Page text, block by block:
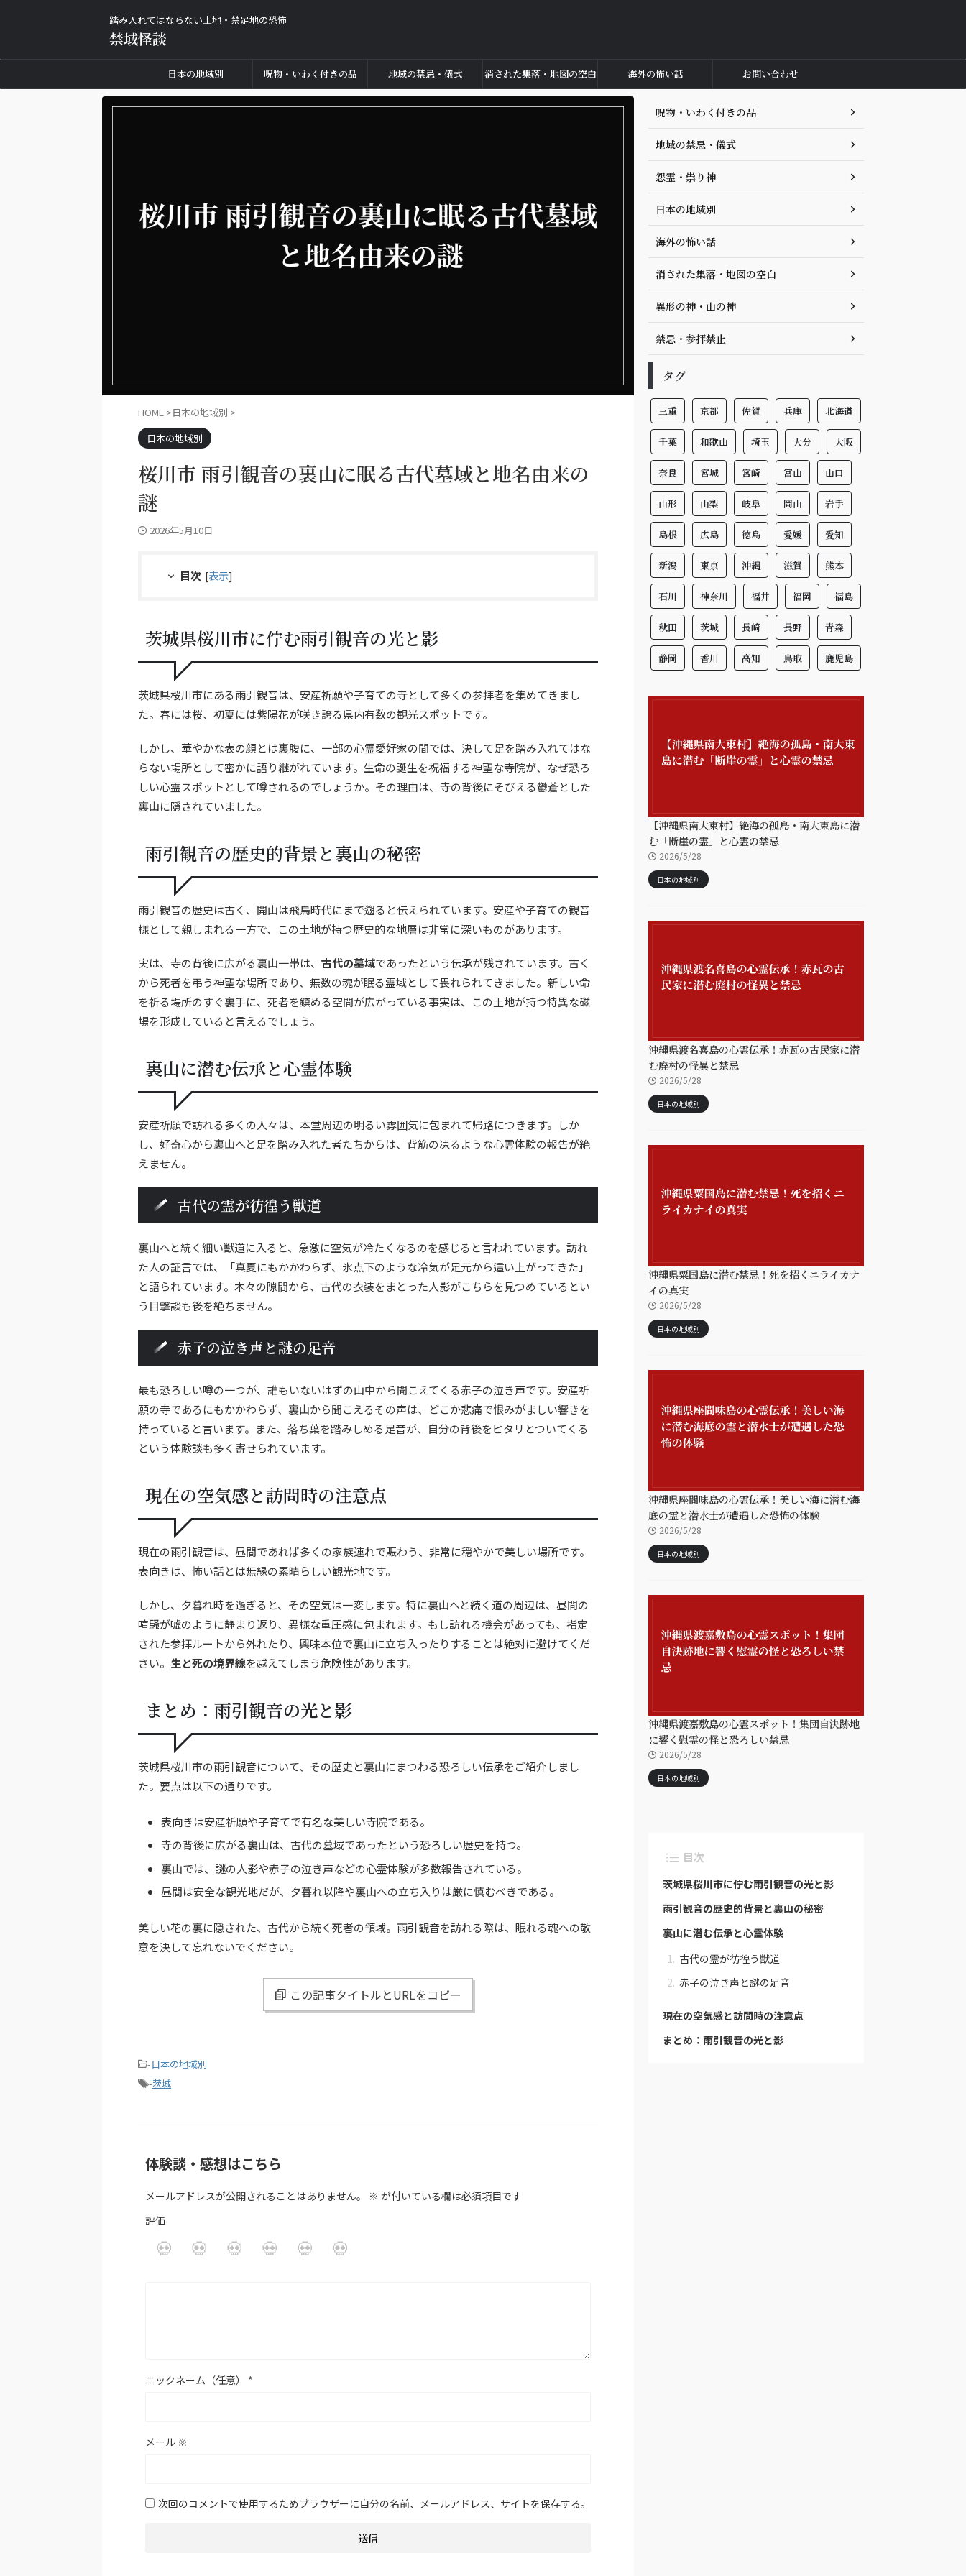
踏み入れてはならない土地・禁足地の恐怖
禁域怪談
日本の地域別 呪物・いわく付きの品 地域の禁忌・儀式 消された集落・地図の空白 海外の怖い話 お問い合わせ
HOME >日本の地域別 >
日本の地域別
桜川市 雨引観音の裏山に眠る古代墓域と地名由来の
謎
2026年5月10日
目次 [表示]
茨城県桜川市に佇む雨引観音の光と影
茨城県桜川市にある雨引観音は、安産祈願や子育ての寺として多くの参拝者を集めてきまし
た。春には桜、初夏には紫陽花が咲き誇る県内有数の観光スポットです。
しかし、華やかな表の顔とは裏腹に、一部の心霊愛好家の間では、決して足を踏み入れてはな
らない場所として密かに語り継がれています。生命の誕生を祝福する神聖な寺院が、なぜ恐ろ
しい心霊スポットとして噂されるのでしょうか。その理由は、寺の背後にそびえる鬱蒼とした
裏山に隠されていました。
雨引観音の歴史的背景と裏山の秘密
雨引観音の歴史は古く、開山は飛鳥時代にまで遡ると伝えられています。安産や子育ての観音
様として親しまれる一方で、この土地が持つ歴史的な地層は非常に深いものがあります。
実は、寺の背後に広がる裏山一帯は、 古代の墓域であったという伝承が残されています。古く
から死者を弔う神聖な場所であり、無数の魂が眠る霊域として畏れられてきました。新しい命
を祈る場所のすぐ裏手に、死者を鎮める空間が広がっている事実は、この土地が持つ特異な磁
場を形成していると言えるでしょう。
裏山に潜む伝承と心霊体験
安産祈願で訪れる多くの人々は、本堂周辺の明るい雰囲気に包まれて帰路につきます。しか
し、好奇心から裏山へと足を踏み入れた者たちからは、背筋の凍るような心霊体験の報告が絶
えません。
古代の霊が彷徨う獣道
裏山へと続く細い獣道に入ると、急激に空気が冷たくなるのを感じると言われています。訪れ
た人の証言では、「真夏にもかかわらず、氷点下のような冷気が足元から這い上がってきた」
と語られています。木々の隙間から、古代の衣装をまとった人影がこちらを見つめているとい
う目撃談も後を絶ちません。
赤子の泣き声と謎の足音
最も恐ろしい噂の一つが、誰もいないはずの山中から聞こえてくる赤子の泣き声です。安産祈
願の寺であるにもかかわらず、裏山から聞こえるその声は、どこか悲痛で恨みがましい響きを
持っていると言います。また、落ち葉を踏みしめる足音が、自分の背後をピタリとついてくる
という体験談も多く寄せられています。
現在の空気感と訪問時の注意点
現在の雨引観音は、昼間であれば多くの家族連れで賑わう、非常に穏やかで美しい場所です。
表向きは、怖い話とは無縁の素晴らしい観光地です。
しかし、夕暮れ時を過ぎると、その空気は一変します。特に裏山へと続く道の周辺は、昼間の
喧騒が嘘のように静まり返り、異様な重圧感に包まれます。もし訪れる機会があっても、指定
された参拝ルートから外れたり、興味本位で裏山に立ち入ったりすることは絶対に避けてくだ
さい。 生と死の境界線を越えてしまう危険性があります。
まとめ：雨引観音の光と影
茨城県桜川市の雨引観音について、その歴史と裏山にまつわる恐ろしい伝承をご紹介しまし
た。要点は以下の通りです。
表向きは安産祈願や子育てで有名な美しい寺院である。
寺の背後に広がる裏山は、古代の墓域であったという恐ろしい歴史を持つ。
裏山では、謎の人影や赤子の泣き声などの心霊体験が多数報告されている。
昼間は安全な観光地だが、夕暮れ以降や裏山への立ち入りは厳に慎むべきである。
美しい花の裏に隠された、古代から続く死者の領域。雨引観音を訪れる際は、眠れる魂への敬
意を決して忘れないでください。
この記事タイトルとURLをコピー
-日本の地域別
-茨城
体験談・感想はこちら
メールアドレスが公開されることはありません。 ※ が付いている欄は必須項目です
評価
ニックネーム（任意） *
メール ※
次回のコメントで使用するためブラウザーに自分の名前、メールアドレス、サイトを保存する。
呪物・いわく付きの品
地域の禁忌・儀式
怨霊・祟り神
日本の地域別
海外の怖い話
消された集落・地図の空白
異形の神・山の神
禁忌・参拝禁止
タグ
三重 京都 佐賀 兵庫 北海道
千葉 和歌山 埼玉 大分 大阪
奈良 宮城 宮崎 富山 山口
山形 山梨 岐阜 岡山 岩手
島根 広島 徳島 愛媛 愛知
新潟 東京 沖縄 滋賀 熊本
石川 神奈川 福井 福岡 福島
秋田 茨城 長崎 長野 青森
静岡 香川 高知 鳥取 鹿児島
【沖縄県南大東村】絶海の孤島・南大東島に潜
む「断崖の霊」と心霊の禁忌
2026/5/28
日本の地域別
沖縄県渡名喜島の心霊伝承！赤瓦の古民家に潜
む廃村の怪異と禁忌
2026/5/28
日本の地域別
沖縄県粟国島に潜む禁忌！死を招くニライカナ
イの真実
2026/5/28
日本の地域別
沖縄県座間味島の心霊伝承！美しい海に潜む海
底の霊と潜水士が遭遇した恐怖の体験
2026/5/28
日本の地域別
沖縄県渡嘉敷島の心霊スポット！集団自決跡地
に響く慰霊の怪と恐ろしい禁忌
2026/5/28
日本の地域別
目次
茨城県桜川市に佇む雨引観音の光と影
雨引観音の歴史的背景と裏山の秘密
裏山に潜む伝承と心霊体験
古代の霊が彷徨う獣道
赤子の泣き声と謎の足音
現在の空気感と訪問時の注意点
まとめ：雨引観音の光と影